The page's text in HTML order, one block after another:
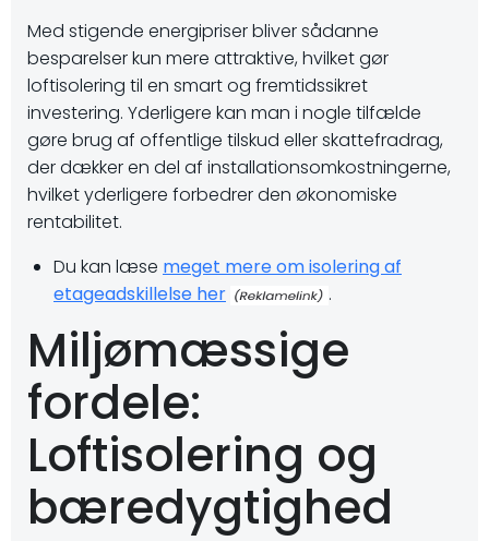
Med stigende energipriser bliver sådanne
besparelser kun mere attraktive, hvilket gør
loftisolering til en smart og fremtidssikret
investering. Yderligere kan man i nogle tilfælde
gøre brug af offentlige tilskud eller skattefradrag,
der dækker en del af installationsomkostningerne,
hvilket yderligere forbedrer den økonomiske
rentabilitet.
Du kan læse meget mere om isolering af
etageadskillelse her
.
Miljømæssige
fordele:
Loftisolering og
bæredygtighed